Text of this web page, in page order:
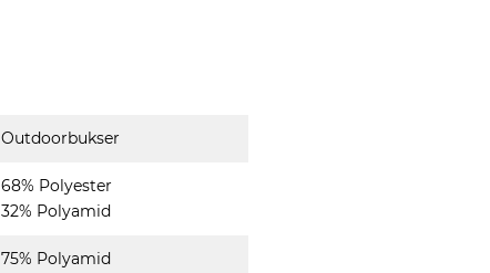
Outdoorbukser
68% Polyester
32% Polyamid
75% Polyamid